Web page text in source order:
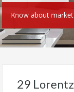
Know about
29